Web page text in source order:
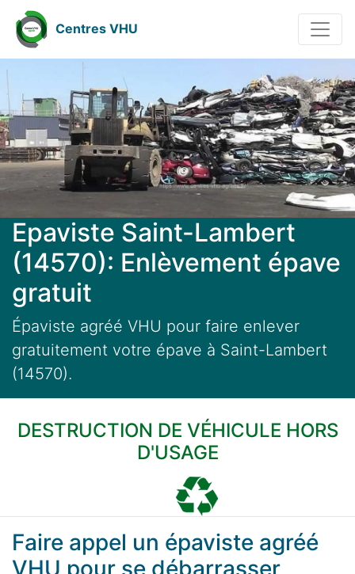
Centres VHU
Epaviste Saint-Lambert
(14570): Enlèvement épave
gratuit
Épaviste agréé VHU pour faire enlever
gratuitement votre épave à Saint-Lambert
(14570).
DESTRUCTION DE VÉHICULE HORS
D'USAGE
Faire appel un épaviste agréé